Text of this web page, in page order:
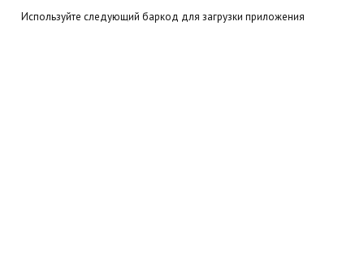
Используйте следующий баркод для загрузки приложения